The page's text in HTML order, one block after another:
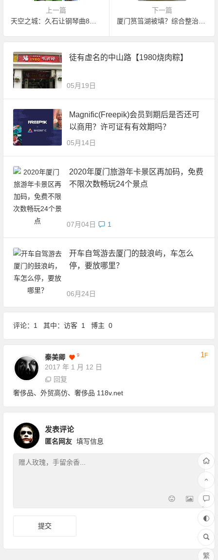
上一篇
下一篇
徒有虚名的中山路【1980烧肉粽】
05月19日
Magnific(Freepik)会员到期后是否还可
以商用？许可证有有效期吗？
05月14日
2020年厦门旅游年卡景区再加码，免费
不限次数畅玩24个景点
07月04日 1
开车自驾游去厦门的鼓浪屿，车怎么
停，要放哪里？
06月24日
评论：1 其中：访客 1 博主 0
秦美卿 9
2017 年 1 月 12 日
1F
回复
奢侈品、外贸高仿、奢侈品 118v.net
发表评论
匿名网友 填写信息
繁